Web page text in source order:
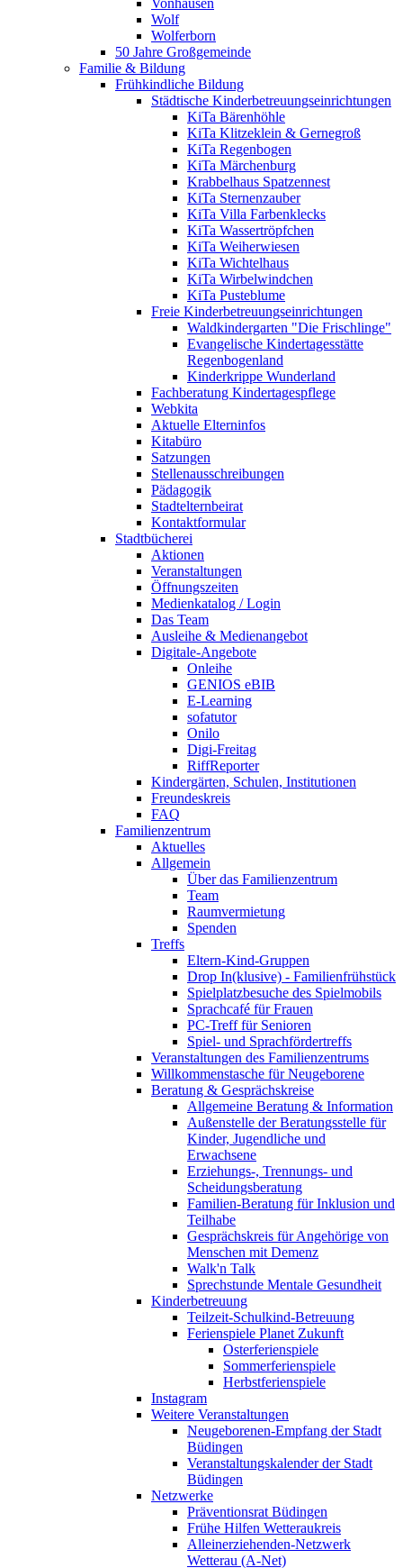
Vonhausen
Wolf
Wolferborn
50 Jahre Großgemeinde
Familie & Bildung
Frühkindliche Bildung
Städtische Kinderbetreuungseinrichtungen
KiTa Bärenhöhle
KiTa Klitzeklein & Gernegroß
KiTa Regenbogen
KiTa Märchenburg
Krabbelhaus Spatzennest
KiTa Sternenzauber
KiTa Villa Farbenklecks
KiTa Wassertröpfchen
KiTa Weiherwiesen
KiTa Wichtelhaus
KiTa Wirbelwindchen
KiTa Pusteblume
Freie Kinderbetreuungseinrichtungen
Waldkindergarten "Die Frischlinge"
Evangelische Kindertagesstätte
Regenbogenland
Kinderkrippe Wunderland
Fachberatung Kindertagespflege
Webkita
Aktuelle Elterninfos
Kitabüro
Satzungen
Stellenausschreibungen
Pädagogik
Stadtelternbeirat
Kontaktformular
Stadtbücherei
Aktionen
Veranstaltungen
Öffnungszeiten
Medienkatalog / Login
Das Team
Ausleihe & Medienangebot
Digitale-Angebote
Onleihe
GENIOS eBIB
E-Learning
sofatutor
Onilo
Digi-Freitag
RiffReporter
Kindergärten, Schulen, Institutionen
Freundeskreis
FAQ
Familienzentrum
Aktuelles
Allgemein
Über das Familienzentrum
Team
Raumvermietung
Spenden
Treffs
Eltern-Kind-Gruppen
Drop In(klusive) - Familienfrühstück
Spielplatzbesuche des Spielmobils
Sprachcafé für Frauen
PC-Treff für Senioren
Spiel- und Sprachfördertreffs
Veranstaltungen des Familienzentrums
Willkommenstasche für Neugeborene
Beratung & Gesprächskreise
Allgemeine Beratung & Information
Außenstelle der Beratungsstelle für
Kinder, Jugendliche und
Erwachsene
Erziehungs-, Trennungs- und
Scheidungsberatung
Familien-Beratung für Inklusion und
Teilhabe
Gesprächskreis für Angehörige von
Menschen mit Demenz
Walk'n Talk
Sprechstunde Mentale Gesundheit
Kinderbetreuung
Teilzeit-Schulkind-Betreuung
Ferienspiele Planet Zukunft
Osterferienspiele
Sommerferienspiele
Herbstferienspiele
Instagram
Weitere Veranstaltungen
Neugeborenen-Empfang der Stadt
Büdingen
Veranstaltungskalender der Stadt
Büdingen
Netzwerke
Präventionsrat Büdingen
Frühe Hilfen Wetteraukreis
Alleinerziehenden-Netzwerk
Wetterau (A-Net)